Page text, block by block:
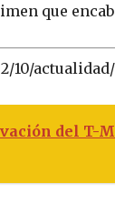
que
actualidad/
del T-